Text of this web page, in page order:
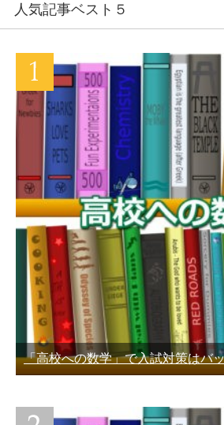
人気記事ベスト５
「高校への数学」で入試対策はバ